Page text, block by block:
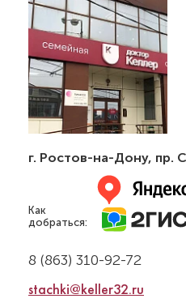
г. Ростов-на-Дону, пр.
Как
добраться:
8 (863) 310-92-72
stachki@keller32.ru